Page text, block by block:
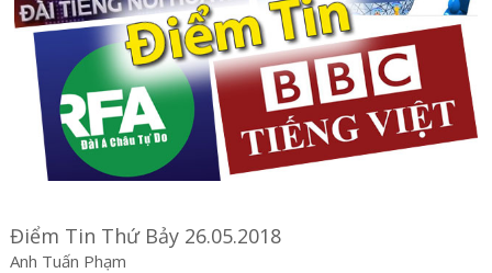
Điểm Tin Thứ Bảy 26.05.2018
Anh Tuấn Phạm